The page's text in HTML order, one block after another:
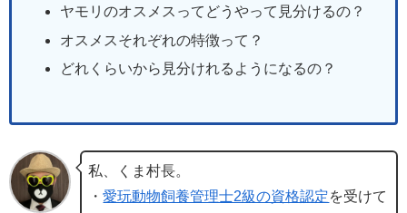
ヤモリのオスメスってどうやって見分けるの？
オスメスそれぞれの特徴って？
どれくらいから見分けれるようになるの？
私、くま村長。
・愛玩動物飼養管理士2級の資格認定を受けて